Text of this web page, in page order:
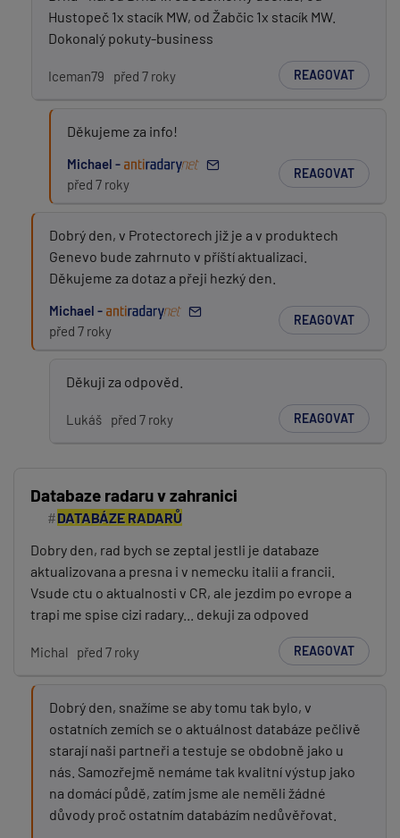
PŘIDAT PŘÍSPĚVEK
Hustopeč 1x stacík MW, od Žabčic 1x stacík MW.
Dokonalý pokuty-business
Iceman79 před 7 roky REAGOVAT
Děkujeme za info!
Michael -
před 7 roky
REAGOVAT
Dobrý den, v Protectorech již je a v produktech
Genevo bude zahrnuto v příští aktualizaci.
Děkujeme za dotaz a přeji hezký den.
Michael -
před 7 roky
REAGOVAT
Děkuji za odpověd.
Lukáš před 7 roky REAGOVAT
Databaze radaru v zahranici
DATABÁZE RADARŮ
Dobry den, rad bych se zeptal jestli je databaze
aktualizovana a presna i v nemecku italii a francii.
Vsude ctu o aktualnosti v CR, ale jezdim po evrope a
trapi me spise cizi radary... dekuji za odpoved
Michal před 7 roky REAGOVAT
Dobrý den, snažíme se aby tomu tak bylo, v
ostatních zemích se o aktuálnost databáze pečlivě
starají naši partneři a testuje se obdobně jako u
nás. Samozřejmě nemáme tak kvalitní výstup jako
na domácí půdě, zatím jsme ale neměli žádné
důvody proč ostatním databázím nedůvěřovat.